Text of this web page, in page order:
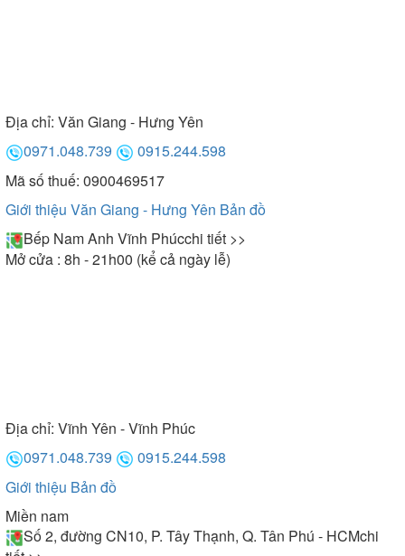
Địa chỉ: Văn Giang - Hưng Yên
0971.048.739
0915.244.598
Mã số thuế: 0900469517
Giới thiệu Văn Giang - Hưng Yên Bản đồ
Bếp Nam Anh Vĩnh Phúcchi tiết >>
Mở cửa : 8h - 21h00 (kể cả ngày lễ)
Địa chỉ: Vĩnh Yên - Vĩnh Phúc
0971.048.739
0915.244.598
Giới thiệu Bản đồ
Miền nam
Số 2, đường CN10, P. Tây Thạnh, Q. Tân Phú - HCMchi